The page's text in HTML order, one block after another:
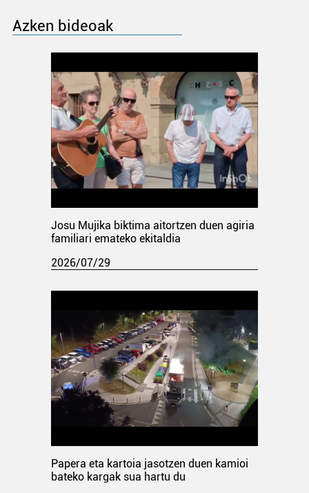
Azken bideoak
Josu Mujika biktima aitortzen duen agiria
familiari emateko ekitaldia
2026/07/29
Papera eta kartoia jasotzen duen kamioi
bateko kargak sua hartu du